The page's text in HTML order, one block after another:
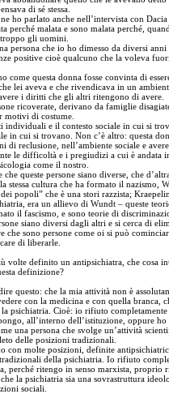
di sé stessa.
ho parlato anche nell’intervista con
perché malata e sono malata perché,
gli uomini.
persona che io ho dimesso da diversi anni
positive cioè qualcuno che la voleva
come questa donna fosse convinta di
lei aveva e che rivendicava in un
i diritti che gli altri ritengono di avere.
ricoverate, derivano da famiglie
motivi di costume.
e il contesto sociale in cui si
in cui si trovano. Non c’è altro: questa
di reclusione, nell’ambiente sociale e
le difficoltà e i pregiudizi a cui è andata
come il nostro.
queste persone siano diverse, che
stessa cultura che ha formato il nazismo,
popoli” che è una stori razzista;
era un allievo di Wundt – queste
il fascismo, e sono teorie di
siano diversi dagli altri e si cerca di
che sono persone come oi si può
di liberarle.
volte definito un antipsichiatra, che cosa
definizione?
questo: che la mia attività non è
con la medicina e con quella branca,
psichiatria. Cioè: io rifiuto
all’interno dell’istituzione, oppure
una persona che svolge un’attività
delle posizioni tradizionali.
con molte posizioni, definite
della psichiatria. Io rifiuto
perché ritengo in senso marxista, proprio
la psichiatria sia una sovrastruttura
sociali.